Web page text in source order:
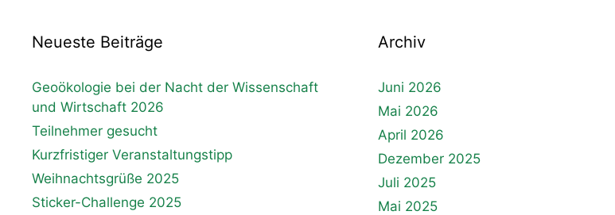
Neueste Beiträge
Geoökologie bei der Nacht der Wissenschaft
und Wirtschaft 2026
Teilnehmer gesucht
Kurzfristiger Veranstaltungstipp
Weihnachtsgrüße 2025
Sticker-Challenge 2025
Archiv
Juni 2026
Mai 2026
April 2026
Dezember 2025
Juli 2025
Mai 2025